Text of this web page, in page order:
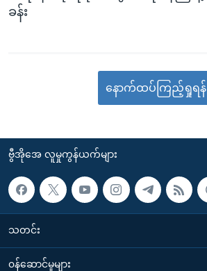
ခန်း
နောက်ထပ်ကြည့်ရှုရန်
ဗွီအိုအေ လူမှုကွန်ယက်များ
သတင်း
၀န်ဆောင်မှုများ